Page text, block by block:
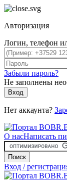
Авторизация
Логин, телефон
Забыли пароль?
Не заполнены
Вход
Нет аккаунта?
О насНаписать
Поиск
Вход /